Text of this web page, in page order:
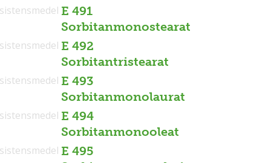
E 491
Sorbitanmonostearat
E 492
Sorbitantristearat
E 493
Sorbitanmonolaurat
E 494
Sorbitanmonooleat
E 495